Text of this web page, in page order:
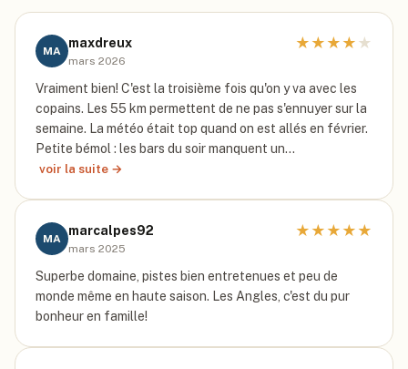
MA
maxdreux
mars 2026
★ ★ ★ ★ ★
Vraiment bien! C'est la troisième fois qu'on y va avec les
copains. Les 55 km permettent de ne pas s'ennuyer sur la
semaine. La météo était top quand on est allés en février.
Petite bémol : les bars du soir manquent un…
voir la suite →
MA
marcalpes92
mars 2025
★ ★ ★ ★ ★
Superbe domaine, pistes bien entretenues et peu de
monde même en haute saison. Les Angles, c'est du pur
bonheur en famille!